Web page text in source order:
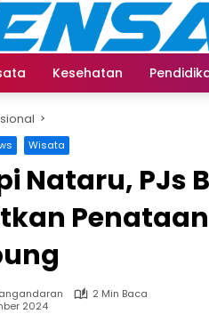
Kesehatan
Wisata
Nataru, PJs
2 Min Baca
2024